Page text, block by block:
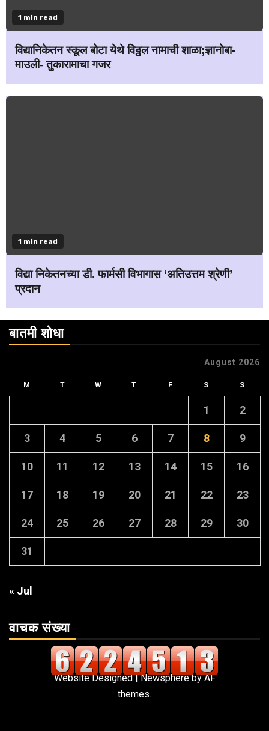
1 min read
विद्यानिकेतन स्कूल बोटा येथे विठ्ठल नामाची शाळा;ज्ञानोबा-
माउली- तुकारामाचा गजर
1 min read
विद्या निकेतनच्या डी. फार्मसी विभागास ‘अतिउत्तम श्रेणी’
प्रदान
बातमी शोधा
August 2026
M T W T F S S
1 2
3 4 5 6 7 8 9
10 11 12 13 14 15 16
17 18 19 20 21 22 23
24 25 26 27 28 29 30
31
« Jul
वाचक संख्या
Website Designed|Newsphereby AF
themes.